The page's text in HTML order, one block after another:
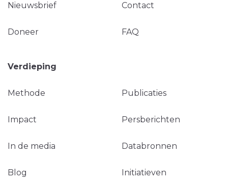
Nieuwsbrief Contact
Doneer FAQ
Verdieping
Methode Publicaties
Impact Persberichten
In de media Databronnen
Blog Initiatieven